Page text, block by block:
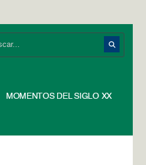
MOMENTOS DEL SIGLO XX